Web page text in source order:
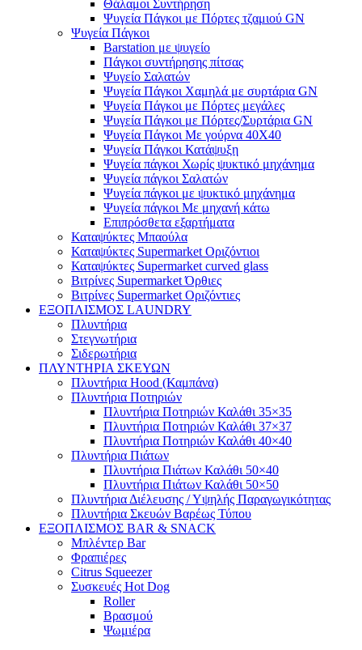
Θάλαμοι Συντήρηση
Ψυγεία Πάγκοι με Πόρτες τζαμιού GN
Ψυγεία Πάγκοι
Barstation με ψυγείο
Πάγκοι συντήρησης πίτσας
Ψυγείο Σαλατών
Ψυγεία Πάγκοι Χαμηλά με συρτάρια GN
Ψυγεία Πάγκοι με Πόρτες μεγάλες
Ψυγεία Πάγκοι με Πόρτες/Συρτάρια GN
Ψυγεία Πάγκοι Με γούρνα 40Χ40
Ψυγεία Πάγκοι Κατάψυξη
Ψυγεία πάγκοι Χωρίς ψυκτικό μηχάνημα
Ψυγεία πάγκοι Σαλατών
Ψυγεία πάγκοι με ψυκτικό μηχάνημα
Ψυγεία πάγκοι Με μηχανή κάτω
Επιπρόσθετα εξαρτήματα
Καταψύκτες Μπαούλα
Καταψύκτες Supermarket Οριζόντιοι
Καταψύκτες Supermarket curved glass
Βιτρίνες Supermarket Όρθιες
Βιτρίνες Supermarket Οριζόντιες
ΕΞΟΠΛΙΣΜΟΣ LAUNDRY
Πλυντήρια
Στεγνωτήρια
Σιδερωτήρια
ΠΛΥΝΤΗΡΙΑ ΣΚΕΥΩΝ
Πλυντήρια Hood (Καμπάνα)
Πλυντήρια Ποτηριών
Πλυντήρια Ποτηριών Καλάθι 35×35
Πλυντήρια Ποτηριών Καλάθι 37×37
Πλυντήρια Ποτηριών Καλάθι 40×40
Πλυντήρια Πιάτων
Πλυντήρια Πιάτων Καλάθι 50×40
Πλυντήρια Πιάτων Καλάθι 50×50
Πλυντήρια Διέλευσης / Υψηλής Παραγωγικότητας
Πλυντήρια Σκευών Βαρέως Τύπου
ΕΞΟΠΛΙΣΜΟΣ BAR & SNACK
Μπλέντερ Bar
Φραπιέρες
Citrus Squeezer
Συσκευές Hot Dog
Roller
Βρασμού
Ψωμιέρα